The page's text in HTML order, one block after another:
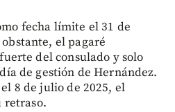
fecha límite el 31 de
el pagaré
del consulado y solo
de gestión de Hernández.
8 de julio de 2025, el
retraso.